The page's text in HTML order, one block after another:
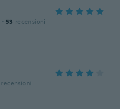
· 53 recensioni
recensioni